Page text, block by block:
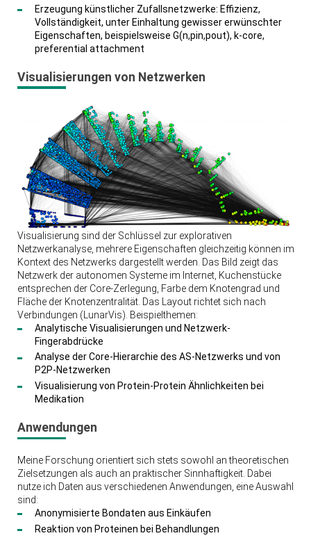
Erzeugung künstlicher Zufallsnetzwerke: Effizienz,
Vollständigkeit, unter Einhaltung gewisser erwünschter
Eigenschaften, beispielsweise G(n,pin,pout), k-core,
preferential attachment
Visualisierungen von Netzwerken
Visualisierung sind der Schlüssel zur explorativen
Netzwerkanalyse, mehrere Eigenschaften gleichzeitig können im
Kontext des Netzwerks dargestellt werden. Das Bild zeigt das
Netzwerk der autonomen Systeme im Internet, Kuchenstücke
entsprechen der Core-Zerlegung, Farbe dem Knotengrad und
Fläche der Knotenzentralität. Das Layout richtet sich nach
Verbindungen (LunarVis). Beispielthemen:
Analytische Visualisierungen und Netzwerk-
Fingerabdrücke
Analyse der Core-Hierarchie des AS-Netzwerks und von
P2P-Netzwerken
Visualisierung von Protein-Protein Ähnlichkeiten bei
Medikation
Anwendungen
Meine Forschung orientiert sich stets sowohl an theoretischen
Zielsetzungen als auch an praktischer Sinnhaftigkeit. Dabei
nutze ich Daten aus verschiedenen Anwendungen, eine Auswahl
sind:
Anonymisierte Bondaten aus Einkäufen
Reaktion von Proteinen bei Behandlungen